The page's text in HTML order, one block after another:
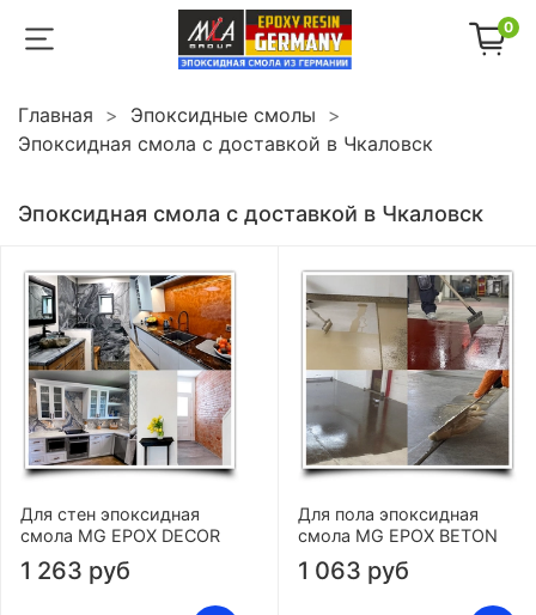
0
Главная
Эпоксидные смолы
Эпоксидная смола с доставкой в Чкаловск
Эпоксидная смола с доставкой в Чкаловск
Для стен эпоксидная
смола MG EPOX DECOR
1 263 руб
Для пола эпоксидная
смола MG EPOX BETON
1 063 руб